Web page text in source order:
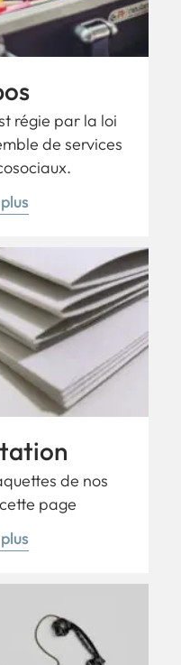
régie par la loi
de services
de nos
page